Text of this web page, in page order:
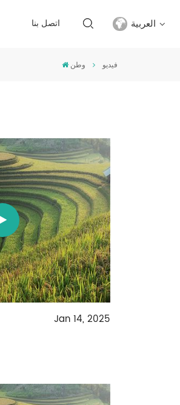
اتصل بنا العربية
español
Türkçe
العربية
中文
وطن فيديو
Jan 14, 2025